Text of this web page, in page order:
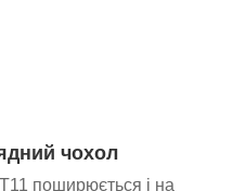
чохол
поширюється і на